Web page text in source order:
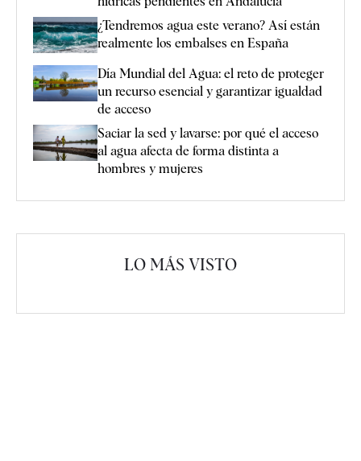
¿Tendremos agua este verano? Así están
realmente los embalses en España
Día Mundial del Agua: el reto de proteger
un recurso esencial y garantizar igualdad
de acceso
Saciar la sed y lavarse: por qué el acceso
al agua afecta de forma distinta a
hombres y mujeres
LO MÁS VISTO